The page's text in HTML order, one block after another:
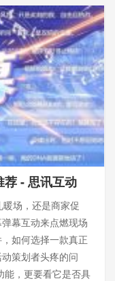
荐 - 思讯互动
场，还是商家促
幕互动来点燃现场
如何选择一款真正
策划者头疼的问
能，更要看它是否具